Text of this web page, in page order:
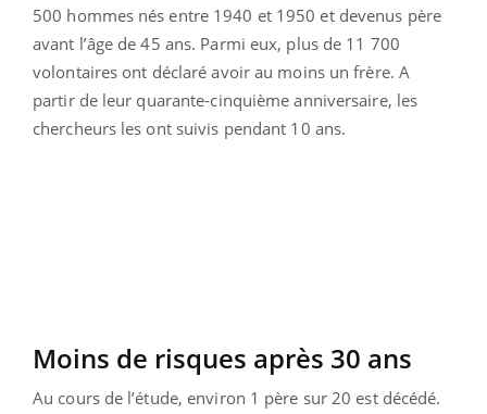
500 hommes nés entre 1940 et 1950 et devenus père
avant l’âge de 45 ans. Parmi eux, plus de 11 700
volontaires ont déclaré avoir au moins un frère. A
partir de leur quarante-cinquième anniversaire, les
chercheurs les ont suivis pendant 10 ans.
Moins de risques après 30 ans
Au cours de l’étude, environ 1 père sur 20 est décédé.